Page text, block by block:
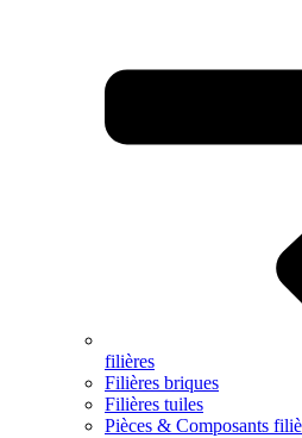
filières
Filières briques
Filières tuiles
Pièces & Composants